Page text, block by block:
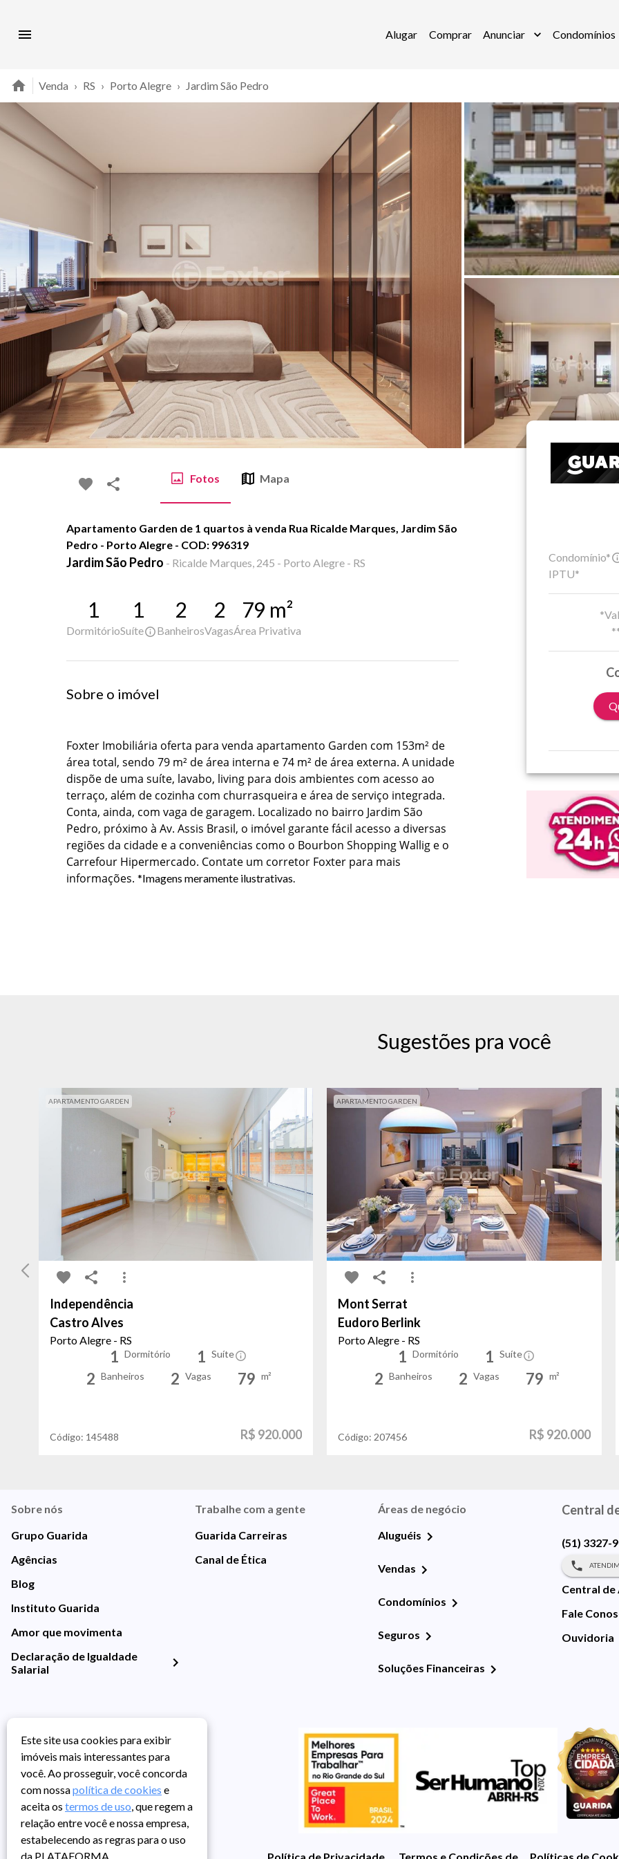
Alugar Comprar Anunciar Condomínios
Venda › RS › Porto Alegre › Jardim São Pedro
Fotos Mapa
Apartamento Garden de 1 quartos à venda Rua Ricalde Marques, Jardim São
Pedro - Porto Alegre - COD: 996319
Jardim São Pedro - Ricalde Marques, 245 - Porto Alegre - RS
1
Dormitório
1
Suíte
2
Banheiros
2
Vagas
79 m²
Área Privativa
Sobre o imóvel
Foxter Imobiliária oferta para venda apartamento Garden com 153m² de
área total, sendo 79 m² de área interna e 74 m² de área externa. A unidade
dispõe de uma suíte, lavabo, living para dois ambientes com acesso ao
terraço, além de cozinha com churrasqueira e área de serviço integrada.
Conta, ainda, com vaga de garagem. Localizado no bairro Jardim São
Pedro, próximo à Av. Assis Brasil, o imóvel garante fácil acesso a diversas
regiões da cidade e a conveniências como o Bourbon Shopping Wallig e o
Carrefour Hipermercado. Contate um corretor Foxter para mais
informações. *Imagens meramente ilustrativas.
Condomínio*
IPTU*
Sugestões pra você
APARTAMENTO GARDEN
Independência
Castro Alves
Porto Alegre - RS
1 Dormitório 1 Suíte
2 Banheiros 2 Vagas 79 m²
Código: 145488 R$ 920.000
APARTAMENTO GARDEN
Mont Serrat
Eudoro Berlink
Porto Alegre - RS
1 Dormitório 1 Suíte
2 Banheiros 2 Vagas 79 m²
Código: 207456 R$ 920.000
Sobre nós
Grupo Guarida
Agências
Blog
Instituto Guarida
Amor que movimenta
Declaração de Igualdade
Salarial
Trabalhe com a gente
Guarida Carreiras
Canal de Ética
Áreas de negócio
Aluguéis
Vendas
Condomínios
Seguros
Soluções Financeiras
Central
(51) 3327-
Central de
Fale
Ouvidoria
Política de Privacidade Termos e Condições de UsoPolíticas de
Este site usa cookies para exibir
imóveis mais interessantes para
você. Ao prosseguir, você concorda
com nossapolítica de cookies e
aceita os termos de uso, que regem a
relação entre você e nossa empresa,
estabelecendo as regras para o uso
da PLATAFORMA.